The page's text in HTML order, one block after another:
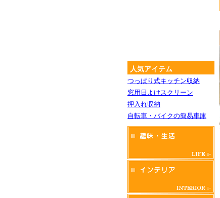
人気アイテム
つっぱり式キッチン収納
窓用日よけスクリーン
押入れ収納
自転車・バイクの簡易車庫